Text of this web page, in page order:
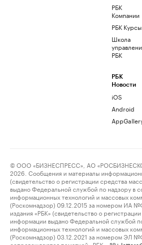
РБК
Компании
РБК Курсы
Школа
РБК
РБК
Новости
iOS
Android
© ООО «БИЗНЕСПРЕСС», АО
2026. Сообщения и материалы
(свидетельство о регистрации средства
выдано Федеральной службой по надзору в
информационных технологий и массовых
(Роскомнадзор) 09.12.2015 за номером ИА
издания «РБК» (свидетельство о
информации выдано Федеральной службой
информационных технологий и массовых
(Роскомнадзор) 03.12.2021 за номером ЭЛ